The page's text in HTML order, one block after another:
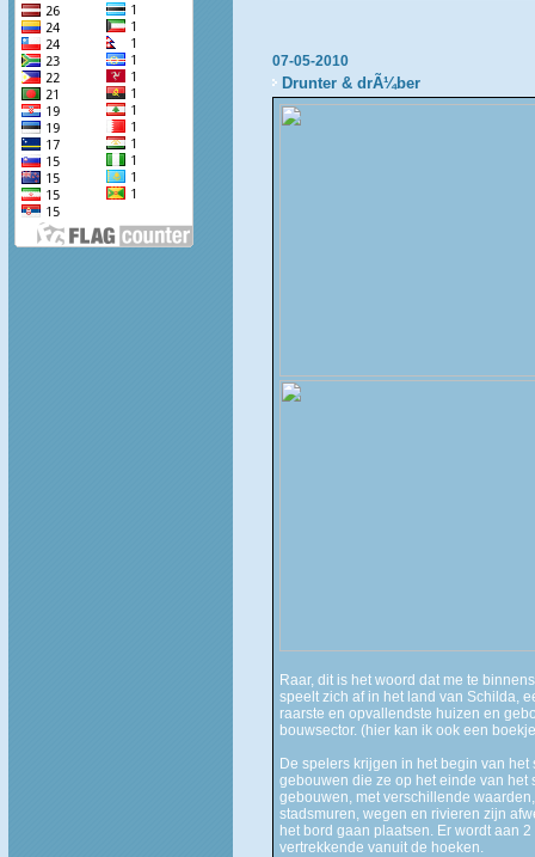
07-05-2010
Drunter & drÃ¼ber
Raar, dit is het woord dat me te
speelt zich af in het land van Schilda,
raarste en opvallendste huizen en
bouwsector. (hier kan ik ook een
De spelers krijgen in het begin van
gebouwen die ze op het einde van
gebouwen, met verschillende
stadsmuren, wegen en rivieren zijn
het bord gaan plaatsen. Er wordt aan
vertrekkende vanuit de hoeken.